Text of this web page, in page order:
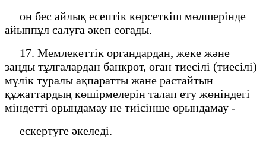
он бес айлық есептік көрсеткіш мөлшерінде
айыппұл салуға әкеп соғады.
17. Мемлекеттік органдардан, жеке және
заңды тұлғалардан банкрот, оған тиесілі (тиесілі)
мүлік туралы ақпаратты және растайтын
құжаттардың көшірмелерін талап ету жөніндегі
міндетті орындамау не тиісінше орындамау -
ескертуге әкеледі.